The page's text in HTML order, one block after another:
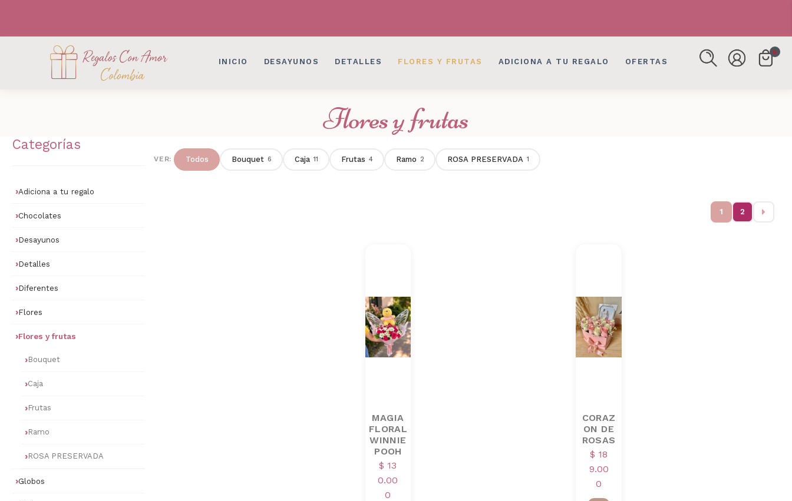
INICIO DESAYUNOS DETALLES FLORES Y FRUTAS ADICIONA A TU REGALO OFERTAS
0
Flores y frutas
Categorías
Adiciona a tu regalo
Chocolates
Desayunos
Detalles
Diferentes
Flores
Flores y frutas
Bouquet
Caja
Frutas
Ramo
ROSA PRESERVADA
Globos
VER: Todos Bouquet 6 Caja 11 Frutas 4 Ramo 2 ROSA PRESERVADA 1
1 2
MAGIA
FLORAL
WINNIE
POOH
$ 13
0.00
0
CORAZ
ON DE
ROSAS
$ 18
9.00
0